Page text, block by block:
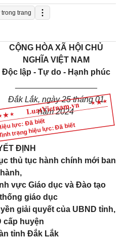
trong trang
lực: Đã biết
trạng hiệu lực: Đã biết
CỘNG HÒA XÃ HỘI CHỦ
NGHĨA VIỆT NAM
Độc lập - Tự do - Hạnh phúc
Đắk Lắk, ngày 25 tháng 01
năm 2024
ĐỊNH
thủ tục hành chính mới ban
hành,
vực Giáo dục và Đào tạo
giáo dục
giải quyết của UBND tỉnh,
cấp huyện
tỉnh Đắk Lắk